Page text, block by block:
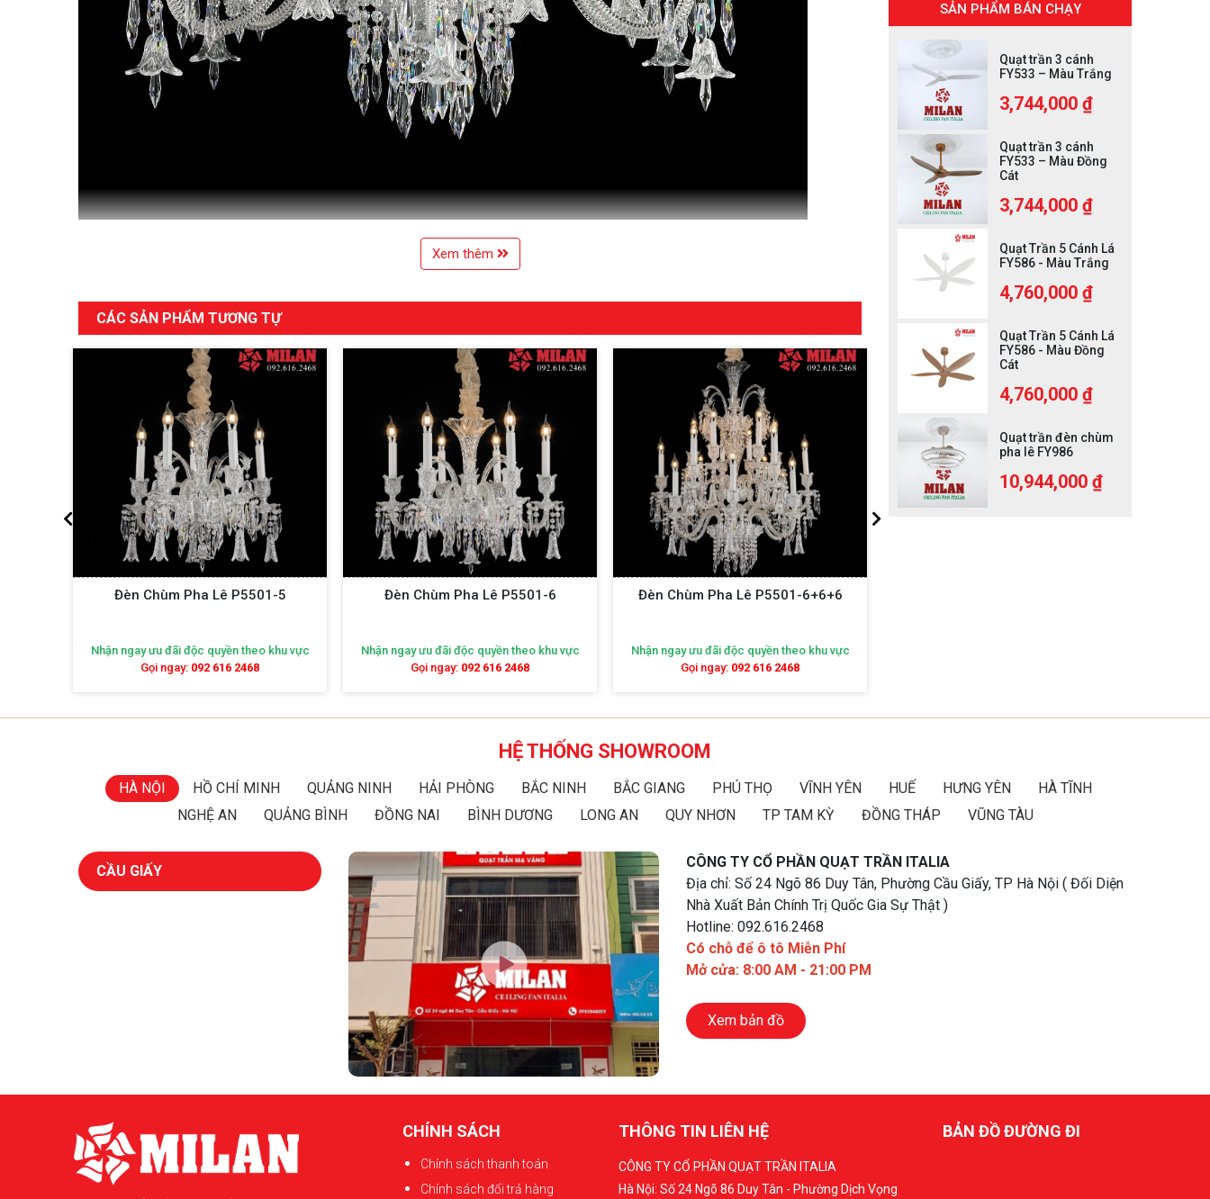
Xem thêm
CÁC SẢN PHẨM TƯƠNG TỰ
Đèn Chùm Pha Lê P5501-6
Nhận ngay ưu đãi độc quyền theo khu vực
Gọi ngay:092 616 2468
Đèn Chùm Pha Lê P5501-6+6+6
Nhận ngay ưu đãi độc quyền theo khu vực
Gọi ngay:092 616 2468
Đèn Chùm Pha Lê P5501-8
Nhận ngay ưu đãi độc quyền theo khu vực
Gọi ngay:092 616 2468
SẢN PHẨM BÁN CHẠY
Quạt trần 3 cánh
FY533 – Màu Trắng
3,744,000 ₫
Quạt trần 3 cánh
FY533 – Màu Đồng
Cát
3,744,000 ₫
Quạt Trần 5 Cánh Lá
FY586 - Màu Trắng
4,760,000 ₫
Quạt Trần 5 Cánh Lá
FY586 - Màu Đồng
Cát
4,760,000 ₫
Quạt trần đèn chùm
pha lê FY986
10,944,000 ₫
HỆ THỐNG SHOWROOM
HÀ NỘI HỒ CHÍ MINH QUẢNG NINH HẢI PHÒNG BẮC NINH BẮC GIANG PHÚ THỌ VĨNH YÊN HUẾ HƯNG YÊN
HÀ TĨNH
NGHỆ AN
QUẢNG BÌNH ĐỒNG NAI BÌNH DƯƠNG LONG AN QUY NHƠN TP TAM KỲ ĐỒNG THÁP VŨNG TÀU
CẦU GIẤY
CÔNG TY CỔ PHẦN QUẠT TRẦN ITALIA
Địa chỉ: Số 24 Ngõ 86 Duy Tân, Phường Cầu Giấy, TP Hà Nội ( Đối Diện
Nhà Xuất Bản Chính Trị Quốc Gia Sự Thật )
Hotline: 092.616.2468
Có chỗ để ô tô Miễn Phí
Mở cửa: 8:00 AM - 21:00 PM
Xem bản đồ
CHÍNH SÁCH
Chính sách thanh toán
Chính sách đổi trả hàng
THÔNG TIN LIÊN HỆ
CÔNG TY CỔ PHẦN QUẠT TRẦN ITALIA
Hà Nội: Số 24 Ngõ 86 Duy Tân - Phường Dịch Vọng
BẢN ĐỒ ĐƯỜNG ĐI